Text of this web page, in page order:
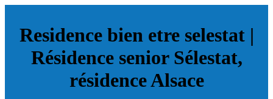
Residence bien etre selestat |
Résidence senior Sélestat,
résidence Alsace